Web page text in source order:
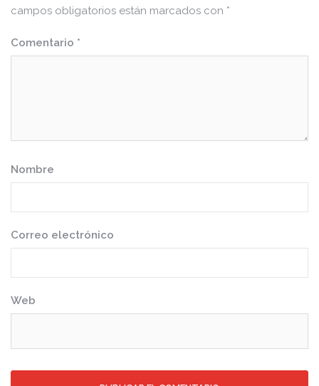
campos obligatorios están marcados con *
Comentario *
Nombre
Correo electrónico
Web